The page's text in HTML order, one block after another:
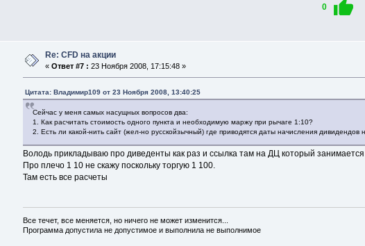
0
Re: CFD на акции
«Ответ #7 : 23 Ноября 2008, 17:15:48 »
Цитата: Владимир109 от 23 Ноября 2008, 13:40:25
Сейчас у меня самых насущных вопросов два:
1. Как расчитать стоимость одного пункта и необходимую маржу при рычаге 1:10?
2. Есть ли какой-нить сайт (жел-но русскойзычный) где приводятся даты начисления дивидендов
Володь прикладываю про диведенты как раз и ссылка там на ДЦ который
Про плечо 1 10 не скажу поскольку торгую 1 100.
Там есть все расчеты
Все течет, все меняется, но ничего не может изменится...
Программа допустила не допустимое и выполнила не выполнимое